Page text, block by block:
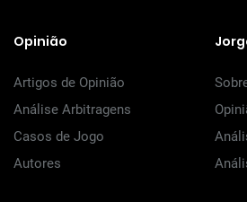
Opinião
Artigos de Opinião
Análise Arbitragens
Casos de Jogo
Autores